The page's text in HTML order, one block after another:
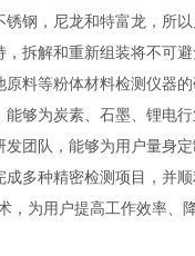
钢，尼龙和特富龙，所以
拆解和重新组装将不可避
料等粉体材料检测仪器
够为炭素、石墨、锂电行
团队，能够为用户量身
多种精密检测项目，并顺
为用户提高工作效率、